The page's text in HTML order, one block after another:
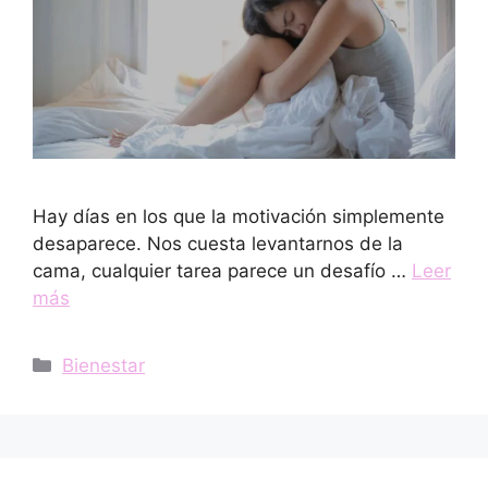
Hay días en los que la motivación simplemente
desaparece. Nos cuesta levantarnos de la
cama, cualquier tarea parece un desafío … Leer
más
Categorías
Bienestar